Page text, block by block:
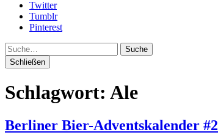
Twitter
Tumblr
Pinterest
Suche
Schließen
Schlagwort: Ale
Berliner Bier-Adventskalender